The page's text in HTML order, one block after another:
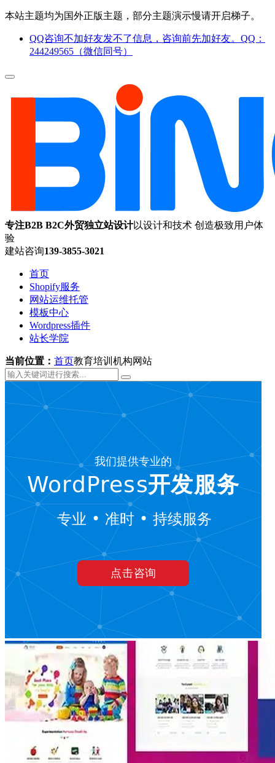
本站主题均为国外正版主题，部分主题演示慢请开启梯子。
QQ咨询不加好友发不了信息，咨询前先加好友。QQ：
244249565（微信同号）
专注B2B B2C外贸独立站设计以设计和技术 创造极致用户体
验
建站咨询139-3855-3021
首页
Shopify服务
网站运维托管
模板中心
Wordpress插件
站长学院
当前位置： 首页教育培训机构网站